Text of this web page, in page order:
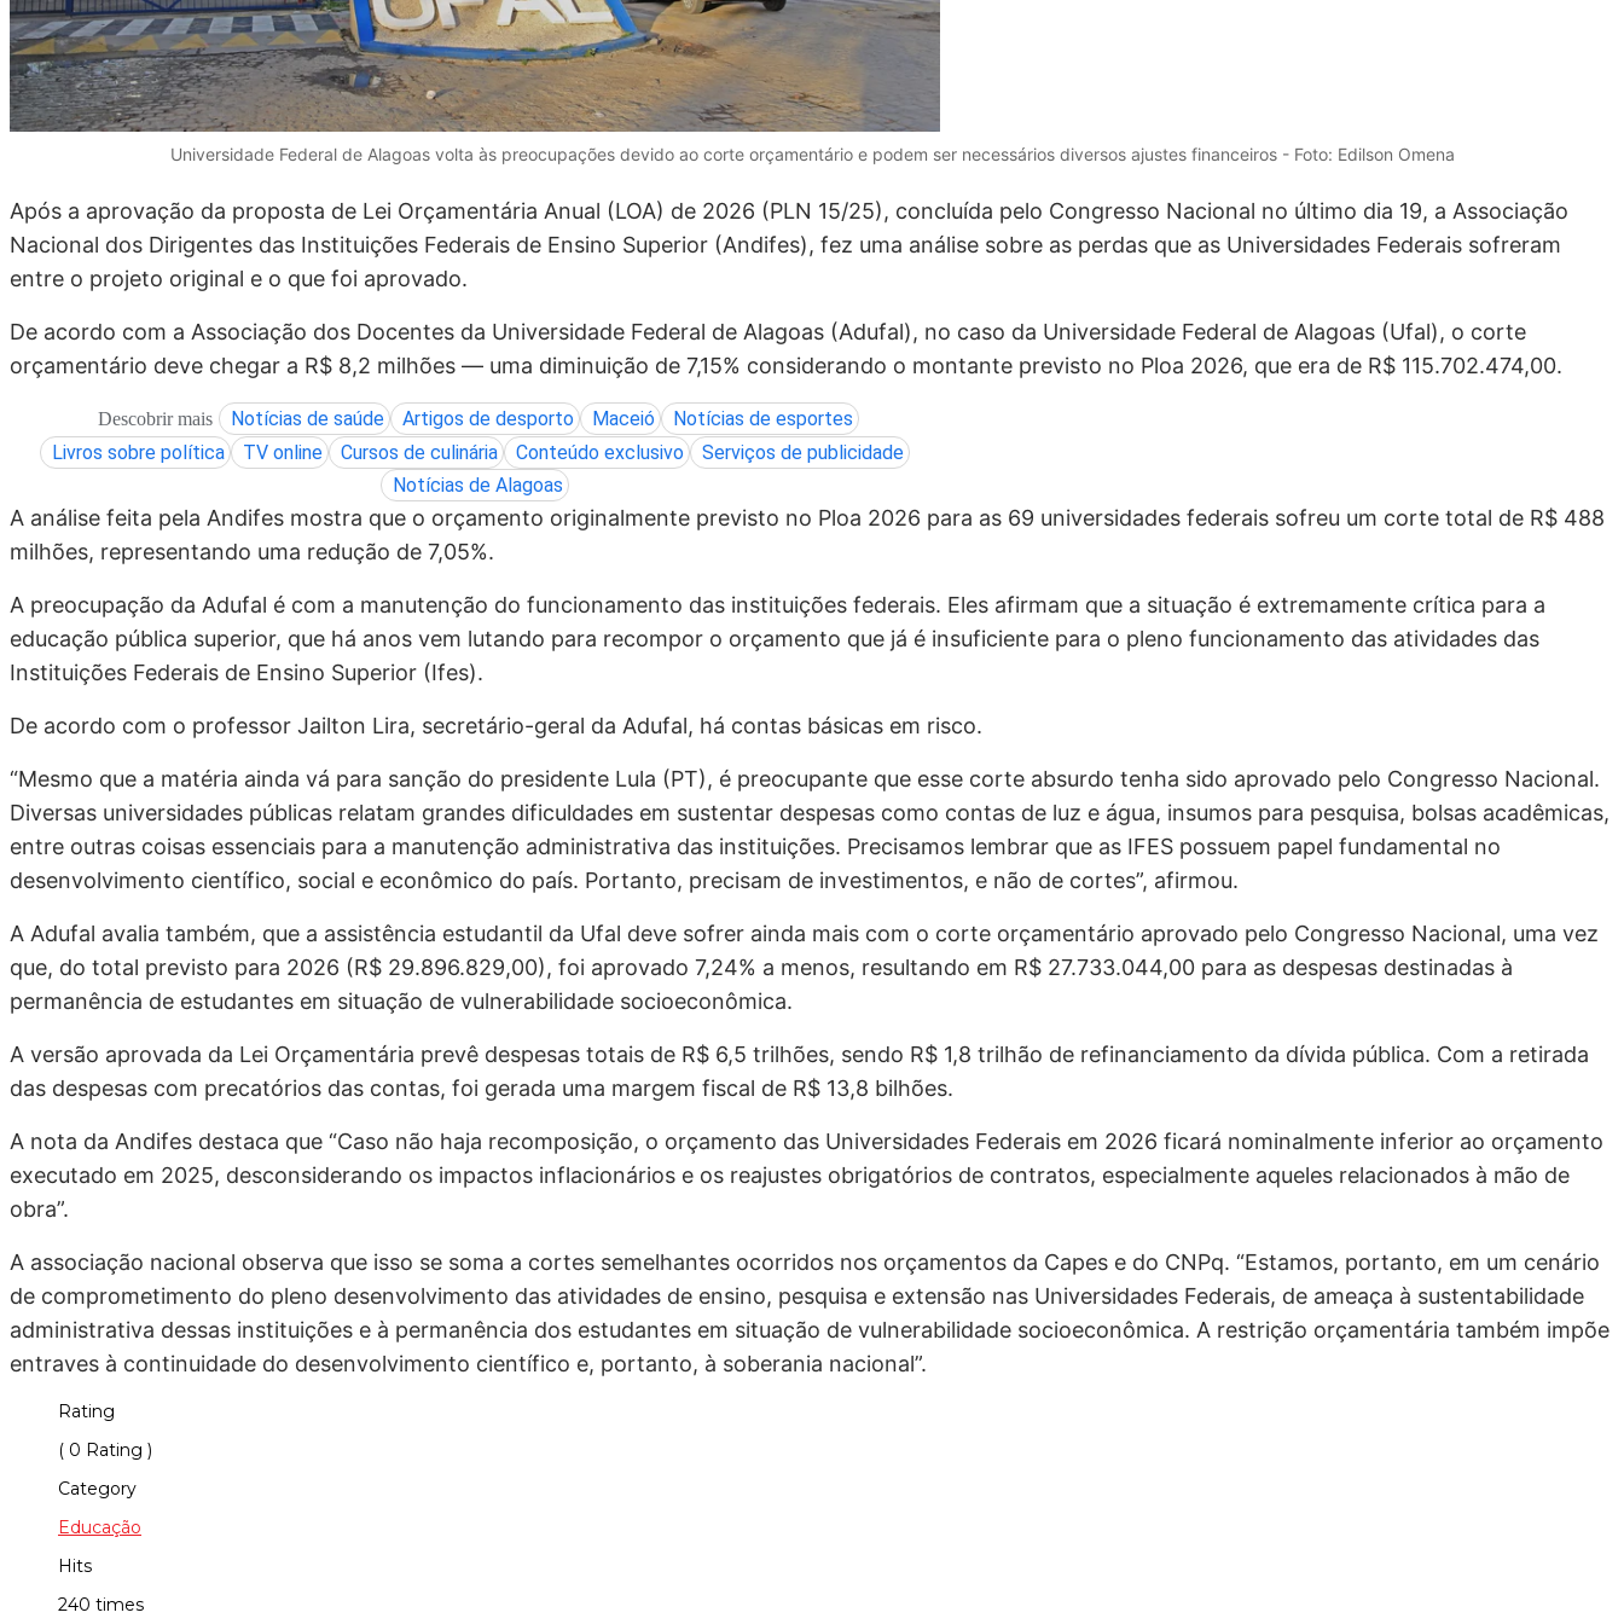
Universidade Federal de Alagoas volta às preocupações devido ao corte orçamentário e podem ser necessários diversos ajustes financeiros - Foto: Edilson Omena
Após a aprovação da proposta de Lei Orçamentária Anual (LOA) de 2026 (PLN 15/25), concluída pelo Congresso Nacional no último dia 19, a Associação
Nacional dos Dirigentes das Instituições Federais de Ensino Superior (Andifes), fez uma análise sobre as perdas que as Universidades Federais sofreram
entre o projeto original e o que foi aprovado.
De acordo com a Associação dos Docentes da Universidade Federal de Alagoas (Adufal), no caso da Universidade Federal de Alagoas (Ufal), o corte
orçamentário deve chegar a R$ 8,2 milhões — uma diminuição de 7,15% considerando o montante previsto no Ploa 2026, que era de R$ 115.702.474,00.
Descobrir mais Notícias de saúde Artigos de desporto Maceió
Notícias de esportes
Livros sobre política
TV online Cursos de culinária Conteúdo exclusivo
Serviços de publicidade
Notícias de Alagoas
A análise feita pela Andifes mostra que o orçamento originalmente previsto no Ploa 2026 para as 69 universidades federais sofreu um corte total de R$ 488
milhões, representando uma redução de 7,05%.
A preocupação da Adufal é com a manutenção do funcionamento das instituições federais. Eles afirmam que a situação é extremamente crítica para a
educação pública superior, que há anos vem lutando para recompor o orçamento que já é insuficiente para o pleno funcionamento das atividades das
Instituições Federais de Ensino Superior (Ifes).
De acordo com o professor Jailton Lira, secretário-geral da Adufal, há contas básicas em risco.
“Mesmo que a matéria ainda vá para sanção do presidente Lula (PT), é preocupante que esse corte absurdo tenha sido aprovado pelo Congresso Nacional.
Diversas universidades públicas relatam grandes dificuldades em sustentar despesas como contas de luz e água, insumos para pesquisa, bolsas acadêmicas,
entre outras coisas essenciais para a manutenção administrativa das instituições. Precisamos lembrar que as IFES possuem papel fundamental no
desenvolvimento científico, social e econômico do país. Portanto, precisam de investimentos, e não de cortes”, afirmou.
A Adufal avalia também, que a assistência estudantil da Ufal deve sofrer ainda mais com o corte orçamentário aprovado pelo Congresso Nacional, uma vez
que, do total previsto para 2026 (R$ 29.896.829,00), foi aprovado 7,24% a menos, resultando em R$ 27.733.044,00 para as despesas destinadas à
permanência de estudantes em situação de vulnerabilidade socioeconômica.
A versão aprovada da Lei Orçamentária prevê despesas totais de R$ 6,5 trilhões, sendo R$ 1,8 trilhão de refinanciamento da dívida pública. Com a retirada
das despesas com precatórios das contas, foi gerada uma margem fiscal de R$ 13,8 bilhões.
A nota da Andifes destaca que “Caso não haja recomposição, o orçamento das Universidades Federais em 2026 ficará nominalmente inferior ao orçamento
executado em 2025, desconsiderando os impactos inflacionários e os reajustes obrigatórios de contratos, especialmente aqueles relacionados à mão de
obra”.
A associação nacional observa que isso se soma a cortes semelhantes ocorridos nos orçamentos da Capes e do CNPq. “Estamos, portanto, em um cenário
de comprometimento do pleno desenvolvimento das atividades de ensino, pesquisa e extensão nas Universidades Federais, de ameaça à sustentabilidade
administrativa dessas instituições e à permanência dos estudantes em situação de vulnerabilidade socioeconômica. A restrição orçamentária também impõe
entraves à continuidade do desenvolvimento científico e, portanto, à soberania nacional”.
Rating
( 0 Rating )
Category
Educação
Hits
240 times